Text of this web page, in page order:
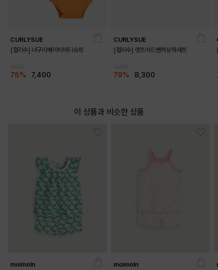
CURLYSUE
[컬리수] 너구리베이비바디슈트
75% 7,400
CURLYSUE
[컬리수] 렛츠어드벤처상하세트
79% 8,300
이 상품과 비슷한 상품
moimoln
moimoln